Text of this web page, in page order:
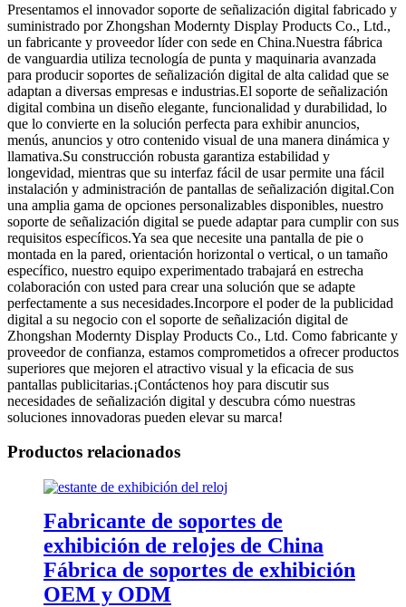
Presentamos el innovador soporte de señalización digital fabricado y
suministrado por Zhongshan Modernty Display Products Co., Ltd.,
un fabricante y proveedor líder con sede en China.Nuestra fábrica
de vanguardia utiliza tecnología de punta y maquinaria avanzada
para producir soportes de señalización digital de alta calidad que se
adaptan a diversas empresas e industrias.El soporte de señalización
digital combina un diseño elegante, funcionalidad y durabilidad, lo
que lo convierte en la solución perfecta para exhibir anuncios,
menús, anuncios y otro contenido visual de una manera dinámica y
llamativa.Su construcción robusta garantiza estabilidad y
longevidad, mientras que su interfaz fácil de usar permite una fácil
instalación y administración de pantallas de señalización digital.Con
una amplia gama de opciones personalizables disponibles, nuestro
soporte de señalización digital se puede adaptar para cumplir con sus
requisitos específicos.Ya sea que necesite una pantalla de pie o
montada en la pared, orientación horizontal o vertical, o un tamaño
específico, nuestro equipo experimentado trabajará en estrecha
colaboración con usted para crear una solución que se adapte
perfectamente a sus necesidades.Incorpore el poder de la publicidad
digital a su negocio con el soporte de señalización digital de
Zhongshan Modernty Display Products Co., Ltd. Como fabricante y
proveedor de confianza, estamos comprometidos a ofrecer productos
superiores que mejoren el atractivo visual y la eficacia de sus
pantallas publicitarias.¡Contáctenos hoy para discutir sus
necesidades de señalización digital y descubra cómo nuestras
soluciones innovadoras pueden elevar su marca!
Productos relacionados
Fabricante de soportes de
exhibición de relojes de China
Fábrica de soportes de exhibición
OEM y ODM